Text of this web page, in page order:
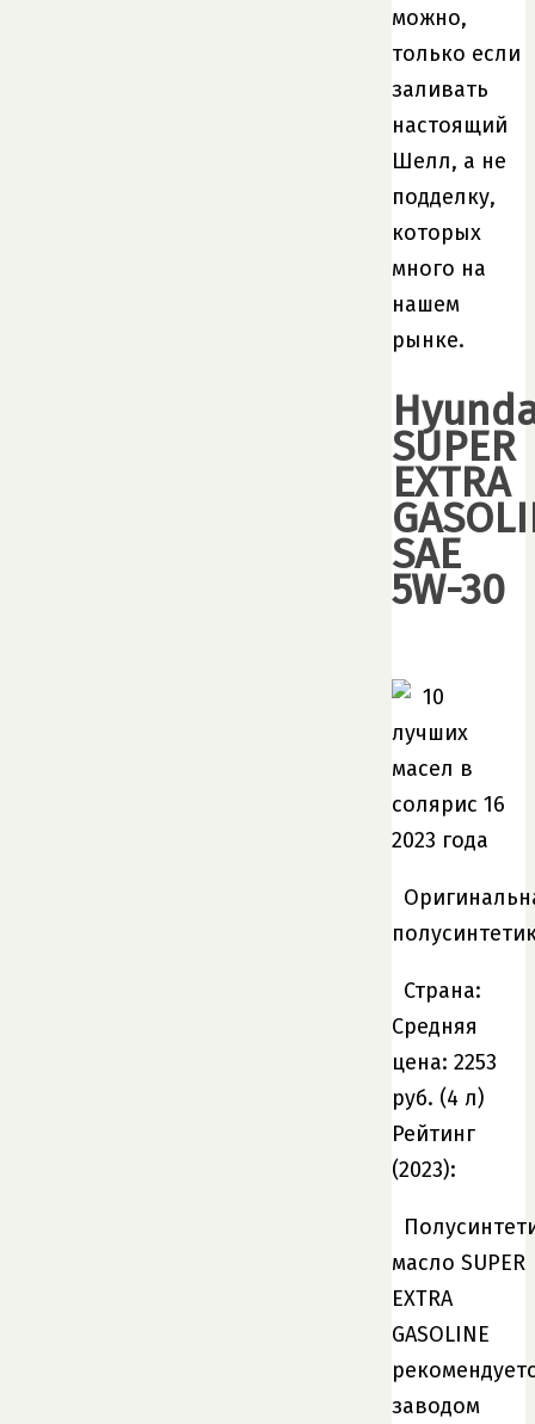
можно,
только если
заливать
настоящий
Шелл, а не
подделку,
которых
много на
нашем
рынке.
SUPER
EXTRA
SAE
5W-30
Страна:
Средняя
цена: 2253
руб. (4 л)
Рейтинг
(2023):
масло SUPER
EXTRA
GASOLINE
заводом